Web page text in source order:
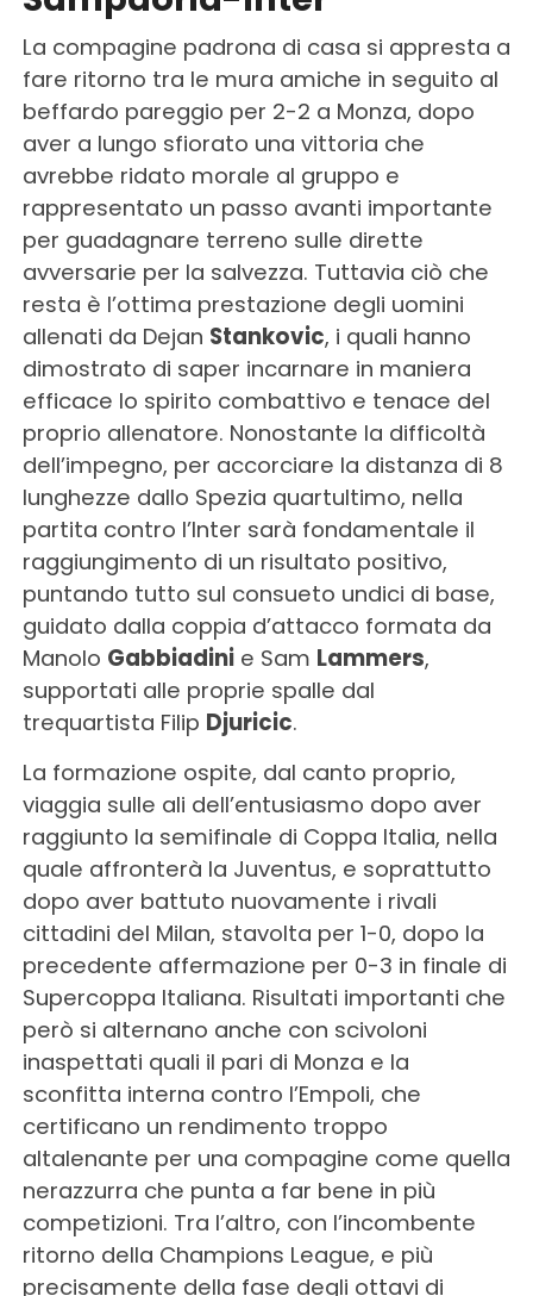
La compagine padrona di casa si appresta a
fare ritorno tra le mura amiche in seguito al
beffardo pareggio per 2-2 a Monza, dopo
aver a lungo sfiorato una vittoria che
avrebbe ridato morale al gruppo e
rappresentato un passo avanti importante
per guadagnare terreno sulle dirette
avversarie per la salvezza. Tuttavia ciò che
resta è l’ottima prestazione degli uomini
allenati da Dejan Stankovic, i quali hanno
dimostrato di saper incarnare in maniera
efficace lo spirito combattivo e tenace del
proprio allenatore. Nonostante la difficoltà
dell’impegno, per accorciare la distanza di 8
lunghezze dallo Spezia quartultimo, nella
partita contro l’Inter sarà fondamentale il
raggiungimento di un risultato positivo,
puntando tutto sul consueto undici di base,
guidato dalla coppia d’attacco formata da
Manolo Gabbiadinie Sam Lammers,
supportati alle proprie spalle dal
trequartista Filip Djuricic.
La formazione ospite, dal canto proprio,
viaggia sulle ali dell’entusiasmo dopo aver
raggiunto la semifinale di Coppa Italia, nella
quale affronterà la Juventus, e soprattutto
dopo aver battuto nuovamente i rivali
cittadini del Milan, stavolta per 1-0, dopo la
precedente affermazione per 0-3 in finale di
Supercoppa Italiana. Risultati importanti che
però si alternano anche con scivoloni
inaspettati quali il pari di Monza e la
sconfitta interna contro l’Empoli, che
certificano un rendimento troppo
altalenante per una compagine come quella
nerazzurra che punta a far bene in più
competizioni. Tra l’altro, con l’incombente
ritorno della Champions League, e più
precisamente della fase degli ottavi di